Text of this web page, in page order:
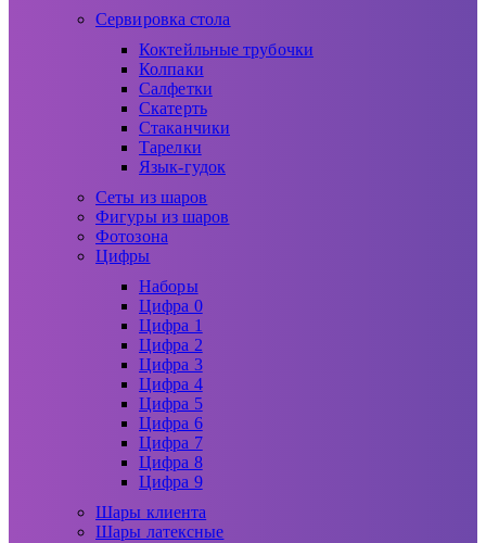
Сервировка стола
Коктейльные трубочки
Колпаки
Салфетки
Скатерть
Стаканчики
Тарелки
Язык-гудок
Сеты из шаров
Фигуры из шаров
Фотозона
Цифры
Наборы
Цифра 0
Цифра 1
Цифра 2
Цифра 3
Цифра 4
Цифра 5
Цифра 6
Цифра 7
Цифра 8
Цифра 9
Шары клиента
Шары латексные